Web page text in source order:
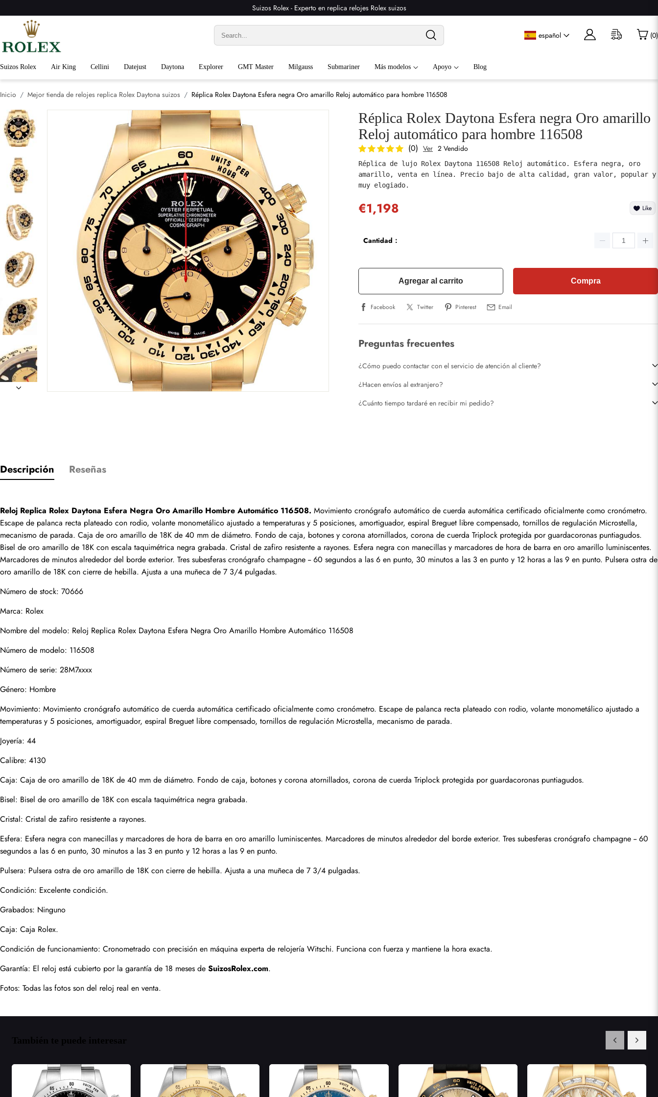
Suizos Rolex - Experto en replica relojes Rolex suizos
español (0)
Suizos Rolex Air King Cellini Datejust Daytona Explorer GMT Master Milgauss Submariner Más modelos Apoyo Blog
Inicio Mejor tienda de relojes replica Rolex Daytona suizos Réplica Rolex Daytona Esfera negra Oro amarillo Reloj automático para hombre 116508
Réplica Rolex Daytona Esfera negra Oro amarillo
Reloj automático para hombre 116508
(0) Ver 2 Vendido
Réplica de lujo Rolex Daytona 116508 Reloj automático. Esfera negra, oro
amarillo, venta en línea. Precio bajo de alta calidad, gran valor, popular y
muy elogiado.
€1,198 Like
Cantidad：
Agregar al carrito Compra
Facebook Twitter Pinterest Email
Preguntas frecuentes
¿Cómo puedo contactar con el servicio de atención al cliente?
¿Hacen envíos al extranjero?
¿Cuánto tiempo tardaré en recibir mi pedido?
Descripción Reseñas
Reloj Replica Rolex Daytona Esfera Negra Oro Amarillo Hombre Automático 116508. Movimiento cronógrafo automático de cuerda automática certificado oficialmente como cronómetro.
Escape de palanca recta plateado con rodio, volante monometálico ajustado a temperaturas y 5 posiciones, amortiguador, espiral Breguet libre compensado, tornillos de regulación Microstella,
mecanismo de parada. Caja de oro amarillo de 18K de 40 mm de diámetro. Fondo de caja, botones y corona atornillados, corona de cuerda Triplock protegida por guardacoronas puntiagudos.
Bisel de oro amarillo de 18K con escala taquimétrica negra grabada. Cristal de zafiro resistente a rayones. Esfera negra con manecillas y marcadores de hora de barra en oro amarillo luminiscentes.
Marcadores de minutos alrededor del borde exterior. Tres subesferas cronógrafo champagne -- 60 segundos a las 6 en punto, 30 minutos a las 3 en punto y 12 horas a las 9 en punto. Pulsera ostra de
oro amarillo de 18K con cierre de hebilla. Ajusta a una muñeca de 7 3/4 pulgadas.
Número de stock: 70666
Marca: Rolex
Nombre del modelo: Reloj Replica Rolex Daytona Esfera Negra Oro Amarillo Hombre Automático 116508
Número de modelo: 116508
Número de serie: 28M7xxxx
Género: Hombre
Movimiento: Movimiento cronógrafo automático de cuerda automática certificado oficialmente como cronómetro. Escape de palanca recta plateado con rodio, volante monometálico ajustado a
temperaturas y 5 posiciones, amortiguador, espiral Breguet libre compensado, tornillos de regulación Microstella, mecanismo de parada.
Joyería: 44
Calibre: 4130
Caja: Caja de oro amarillo de 18K de 40 mm de diámetro. Fondo de caja, botones y corona atornillados, corona de cuerda Triplock protegida por guardacoronas puntiagudos.
Bisel: Bisel de oro amarillo de 18K con escala taquimétrica negra grabada.
Cristal: Cristal de zafiro resistente a rayones.
Esfera: Esfera negra con manecillas y marcadores de hora de barra en oro amarillo luminiscentes. Marcadores de minutos alrededor del borde exterior. Tres subesferas cronógrafo champagne -- 60
segundos a las 6 en punto, 30 minutos a las 3 en punto y 12 horas a las 9 en punto.
Pulsera: Pulsera ostra de oro amarillo de 18K con cierre de hebilla. Ajusta a una muñeca de 7 3/4 pulgadas.
Condición: Excelente condición.
Grabados: Ninguno
Caja: Caja Rolex.
Condición de funcionamiento: Cronometrado con precisión en máquina experta de relojería Witschi. Funciona con fuerza y mantiene la hora exacta.
Garantía: El reloj está cubierto por la garantía de 18 meses de SuizosRolex.com.
Fotos: Todas las fotos son del reloj real en venta.
También te puede interesar
Solo los clientes que hayan comprado este artículo pueden dejar una reseña.
Valoración
Email
comentarios
Correo
Mensaje